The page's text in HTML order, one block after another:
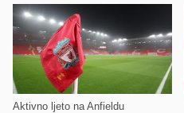
Aktivno ljeto na Anfieldu